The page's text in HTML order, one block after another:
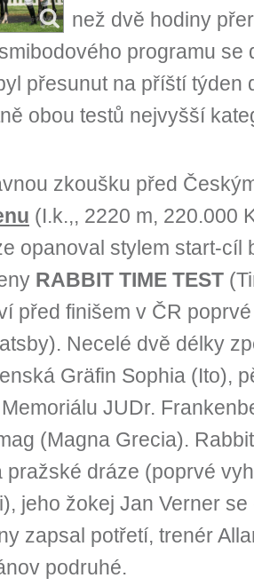
než dvě hodiny
programu se
přesunut na příští týden
obou testů nejvyšší
zkoušku před
(I.k.,, 2220 m, 220.000
opanoval stylem start-cíl
RABBIT TIME TEST
před finišem v ČR
Necelé dvě délky
Gräfin Sophia (Ito),
JUDr.
(Magna Grecia).
pražské dráze (poprvé
jeho žokej Jan Verner
zapsal potřetí, trenér
podruhé.